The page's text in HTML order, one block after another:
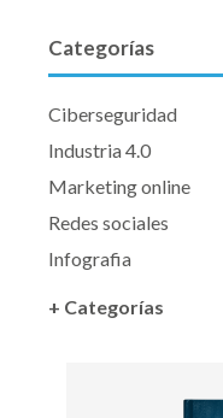
Categorías
Ciberseguridad
Industria 4.0
Marketing online
Redes sociales
Infografia
+ Categorías